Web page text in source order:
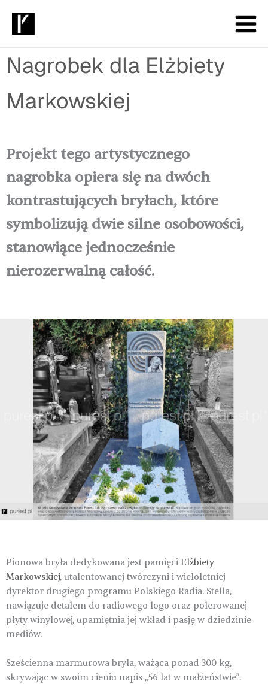
treści
Nagrobek dla Elżbiety
Markowskiej
Projekt tego artystycznego
nagrobka opiera się na dwóch
kontrastujących bryłach, które
symbolizują dwie silne osobowości,
stanowiące jednocześnie
nierozerwalną całość.
Pionowa bryła dedykowana jest pamięci Elżbiety
Markowskiej, utalentowanej twórczyni i wieloletniej
dyrektor drugiego programu Polskiego Radia. Stella,
nawiązuje detalem do radiowego logo oraz polerowanej
płyty winylowej, upamiętnia jej wkład i pasję w dziedzinie
mediów.
Sześcienna marmurowa bryła, ważąca ponad 300 kg,
skrywając w swoim cieniu napis „56 lat w małżeństwie”.